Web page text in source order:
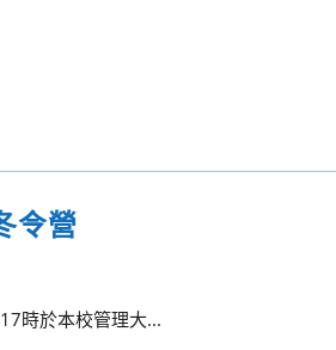
令營
時於本校管理大...